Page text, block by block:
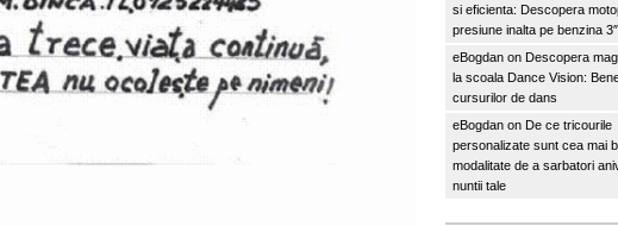
si eficienta: Descopera
presiune inalta pe benzina
eBogdan on Descopera
la scoala Dance Vision:
cursurilor de dans
eBogdan on De ce tricourile
personalizate sunt cea mai
modalitate de a sarbatori
nuntii tale